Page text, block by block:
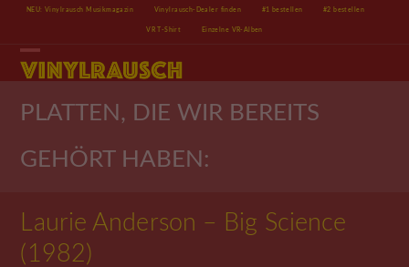
Skip
content
NEU: Vinylrausch Musikmagazin Vinylrausch-Dealer finden #1 bestellen #2 bestellen
VR T-Shirt Einzelne VR-Alben
Open
mobile
menu
Close
mobile
menu
PLATTEN, DIE WIR BEREITS
GEHÖRT HABEN:
Laurie Anderson – Big Science
(1982)